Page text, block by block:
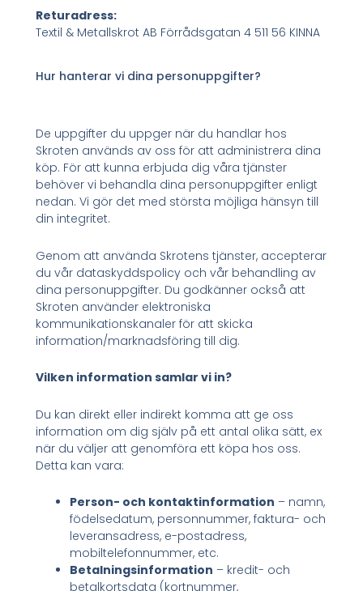
Returadress:
Textil & Metallskrot AB Förrådsgatan 4 511 56 KINNA
Hur hanterar vi dina personuppgifter?
De uppgifter du uppger när du handlar hos
Skroten används av oss för att administrera dina
köp. För att kunna erbjuda dig våra tjänster
behöver vi behandla dina personuppgifter enligt
nedan. Vi gör det med största möjliga hänsyn till
din integritet.
Genom att använda Skrotens tjänster, accepterar
du vår dataskyddspolicy och vår behandling av
dina personuppgifter. Du godkänner också att
Skroten använder elektroniska
kommunikationskanaler för att skicka
information/marknadsföring till dig.
Vilken information samlar vi in?
Du kan direkt eller indirekt komma att ge oss
information om dig själv på ett antal olika sätt, ex
när du väljer att genomföra ett köpa hos oss.
Detta kan vara:
Person- och kontaktinformation – namn,
födelsedatum, personnummer, faktura- och
leveransadress, e-postadress,
mobiltelefonnummer, etc.
Betalningsinformation – kredit- och
betalkortsdata (kortnummer,